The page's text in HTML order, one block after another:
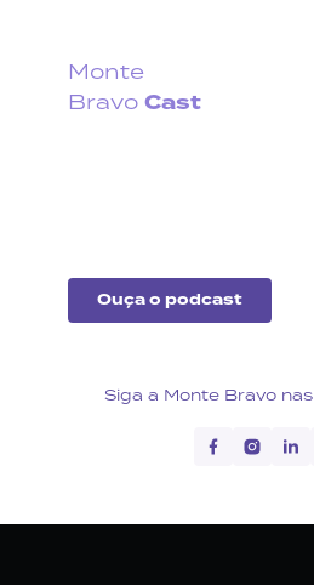
Monte
Bravo Cast
Ouça o podcast
Siga a Monte Bravo nas